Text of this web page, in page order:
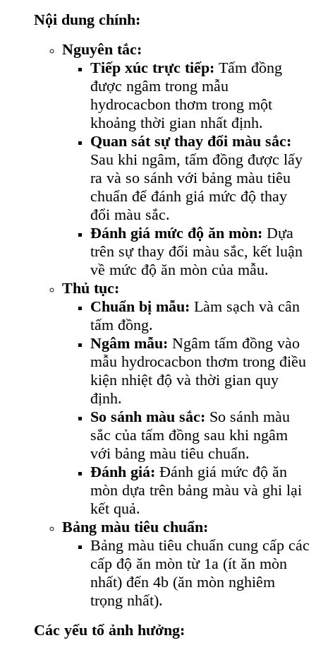
Nội dung chính:
Nguyên tắc:
Tiếp xúc trực tiếp: Tấm đồng
được ngâm trong mẫu
hydrocacbon thơm trong một
khoảng thời gian nhất định.
Quan sát sự thay đổi màu sắc:
Sau khi ngâm, tấm đồng được lấy
ra và so sánh với bảng màu tiêu
chuẩn để đánh giá mức độ thay
đổi màu sắc.
Đánh giá mức độ ăn mòn: Dựa
trên sự thay đổi màu sắc, kết luận
về mức độ ăn mòn của mẫu.
Thủ tục:
Chuẩn bị mẫu: Làm sạch và cân
tấm đồng.
Ngâm mẫu: Ngâm tấm đồng vào
mẫu hydrocacbon thơm trong điều
kiện nhiệt độ và thời gian quy
định.
So sánh màu sắc: So sánh màu
sắc của tấm đồng sau khi ngâm
với bảng màu tiêu chuẩn.
Đánh giá: Đánh giá mức độ ăn
mòn dựa trên bảng màu và ghi lại
kết quả.
Bảng màu tiêu chuẩn:
Bảng màu tiêu chuẩn cung cấp các
cấp độ ăn mòn từ 1a (ít ăn mòn
nhất) đến 4b (ăn mòn nghiêm
trọng nhất).
Các yếu tố ảnh hưởng: